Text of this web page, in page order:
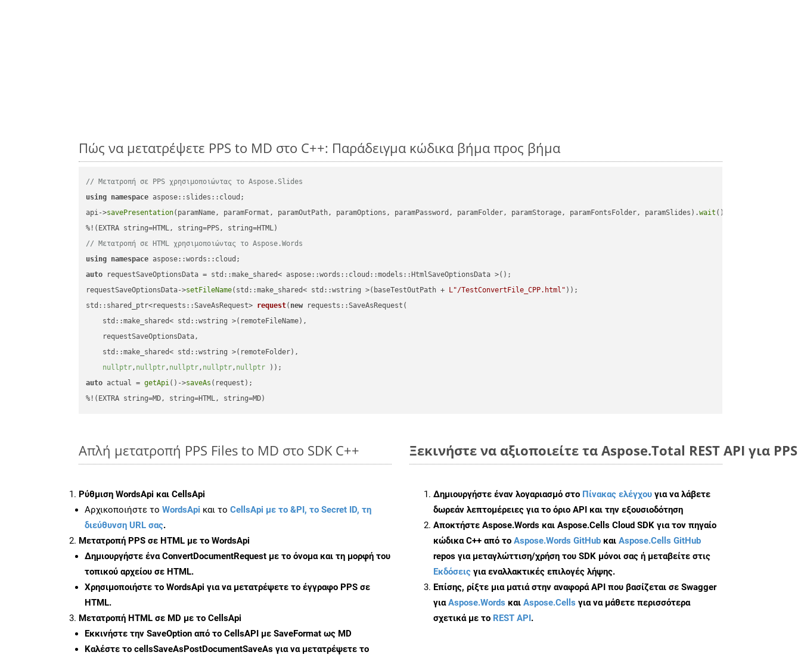
Πώς να μετατρέψετε PPS to MD στο C++: Παράδειγμα κώδικα βήμα προς βήμα
// Μετατροπή σε PPS χρησιμοποιώντας το Aspose.Slides
using namespace aspose::slides::cloud;
api->savePresentation(paramName, paramFormat, paramOutPath, paramOptions, paramPassword, paramFolder, paramStorage, paramFontsFolder, paramSlides).wait ();
// Μετατροπή σε HTML χρησιμοποιώντας το Aspose.Words
using namespace
auto requestSaveOptionsData = std::make_shared< aspose::words::cloud::models::HtmlSaveOptionsData >();
requestSaveOptionsData->setFileName(std::make_shared< std::wstring >(baseTestOutPath + L"/TestConvertFile_CPP.html"
std::shared_ptr<requests::SaveAsRequest> request( new requests::SaveAsRequest(
    std::make_shared< std::wstring >(remoteFileName),
    requestSaveOptionsData,
    std::make_shared< std::wstring >(remoteFolder),
nullptr, nullptr, nullptr, nullptr, nullptr ))
auto actual = getApi()->saveAs (request);
%!(EXTRA string=MD, string=HTML, string=MD)
Απλή μετατροπή PPS Files to MD στο SDK C++
Ρύθμιση WordsApi και CellsApi
Αρχικοποιήστε το WordsApi και το CellsApi με το &PI, το Secret ID, τη
διεύθυνση URL σας.
Μετατροπή PPS σε HTML με το WordsApi
Δημιουργήστε έναConvertDocumentRequest με το όνομα και τη μορφή του
τοπικού αρχείου σε HTML.
Χρησιμοποιήστε το WordsApi για να μετατρέψετε το έγγραφο PPS σε
HTML.
Μετατροπή HTML σε MD με το CellsApi
Εκκινήστε την SaveOption από το CellsAPI με SaveFormat ως MD
Καλέστε το cellsSaveAsPostDocumentSaveAs για να μετατρέψετε το
Ξεκινήστε να αξιοποιείτε τα Aspose.Total REST API για
Δημιουργήστε έναν λογαριασμό στο Πίνακας ελέγχου για να λάβετε
δωρεάν λεπτομέρειες για το όριο API και την εξουσιοδότηση
Αποκτήστε Aspose.Words και Aspose.Cells Cloud SDK για τον πηγαίο
κώδικα C++ από το Aspose.Words GitHub και Aspose.Cells GitHub
repos για μεταγλώττιση/χρήση του SDK μόνοι σας ή μεταβείτε στις
Εκδόσεις για εναλλακτικές επιλογές λήψης.
Επίσης, ρίξτε μια ματιά στην αναφορά API που βασίζεται σε Swagger
γιαAspose.Words και Aspose.Cells για να μάθετε περισσότερα
σχετικά με το REST API.